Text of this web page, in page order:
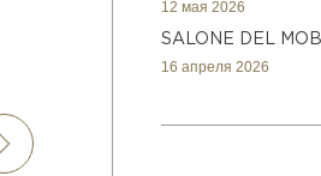
12 мая 2026
SALONE DEL
16 апреля 2026